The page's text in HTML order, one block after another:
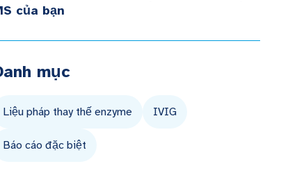
của bạn
mục
Liệu pháp thay thế enzyme IVIG
Báo cáo đặc biệt